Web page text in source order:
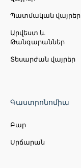
Պատմական վայրեր
Արվեստ և
Թանգարաններ
Տեսարժան վայրեր
Գաստրոնոմիա
Բար
Սրճարան